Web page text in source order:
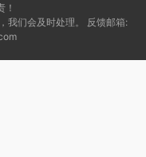
！
我们会及时处理。 反馈邮箱: